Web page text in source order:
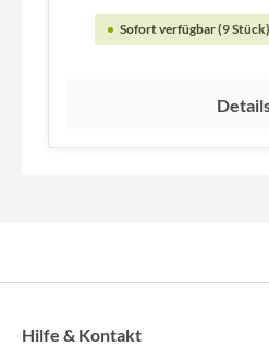
Sofort verfügbar (9
Hilfe & Kontakt